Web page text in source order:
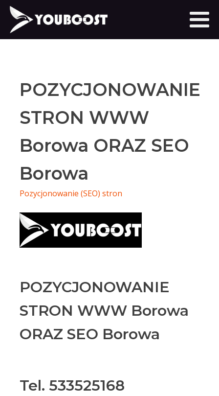
POZYCJONOWANIE
STRON WWW
Borowa ORAZ SEO
Borowa
Pozycjonowanie (SEO) stron
POZYCJONOWANIE
STRON WWW Borowa
ORAZ SEO Borowa
Tel. 533525168